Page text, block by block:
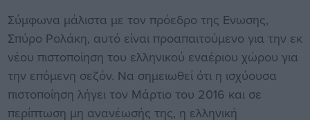
Σύμφωνα μάλιστα με τον πρόεδρο της Ενωσης,
Σπύρο Ρολάκη, αυτό είναι προαπαιτούμενο για την εκ
νέου πιστοποίηση του ελληνικού εναέριου χώρου για
την επόμενη σεζόν. Να σημειωθεί ότι η ισχύουσα
πιστοποίηση λήγει τον Μάρτιο του 2016 και σε
περίπτωση μη ανανέωσής της, η ελληνική